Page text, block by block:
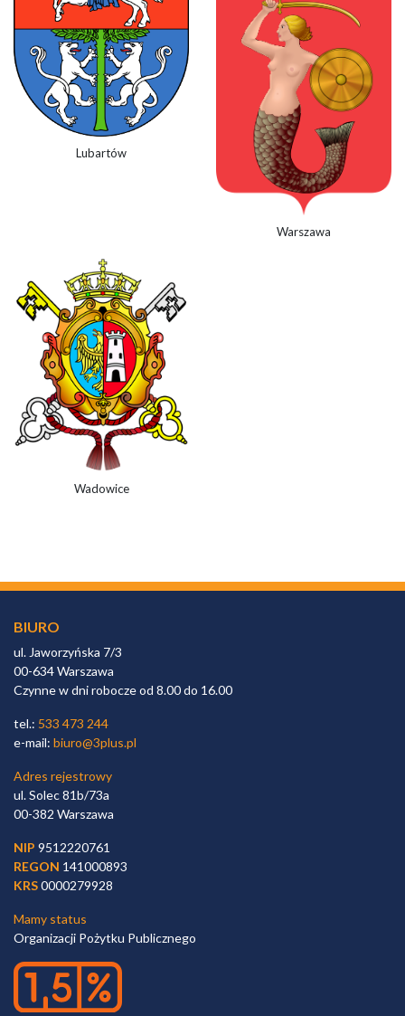
Lubartów
Warszawa
Wadowice
BIURO
ul. Jaworzyńska 7/3
00-634 Warszawa
Czynne w dni robocze od 8.00 do 16.00
tel.: 533 473 244
e-mail: biuro@3plus.pl
Adres rejestrowy
ul. Solec 81b/73a
00-382 Warszawa
NIP 9512220761
REGON 141000893
KRS0000279928
Mamy status
Organizacji Pożytku Publicznego